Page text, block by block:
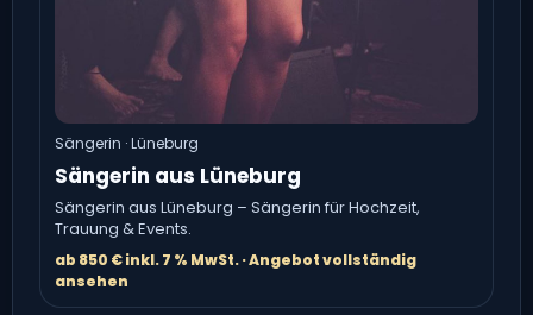
Sängerin · Lüneburg
Sängerin aus Lüneburg
Sängerin aus Lüneburg – Sängerin für Hochzeit,
Trauung & Events.
ab 850 € inkl. 7 % MwSt. · Angebot vollständig
ansehen